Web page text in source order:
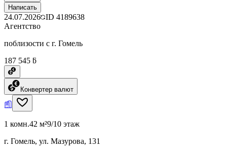
Написать
24.07.2026 ID 4189638
Агентство
поблизости с г. Гомель
187 545 ƃ
Конвертер валют
1 комн.42 м²9/10 этаж
г. Гомель, ул. Мазурова, 131